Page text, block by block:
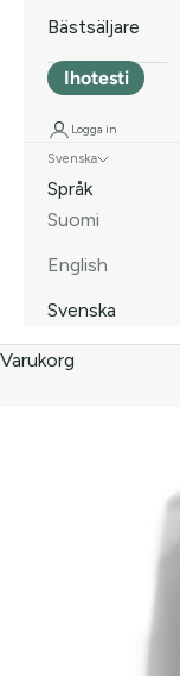
Bästsäljare
Ihotesti
Logga in
Svenska
Språk
Suomi
English
Svenska
Varukorg